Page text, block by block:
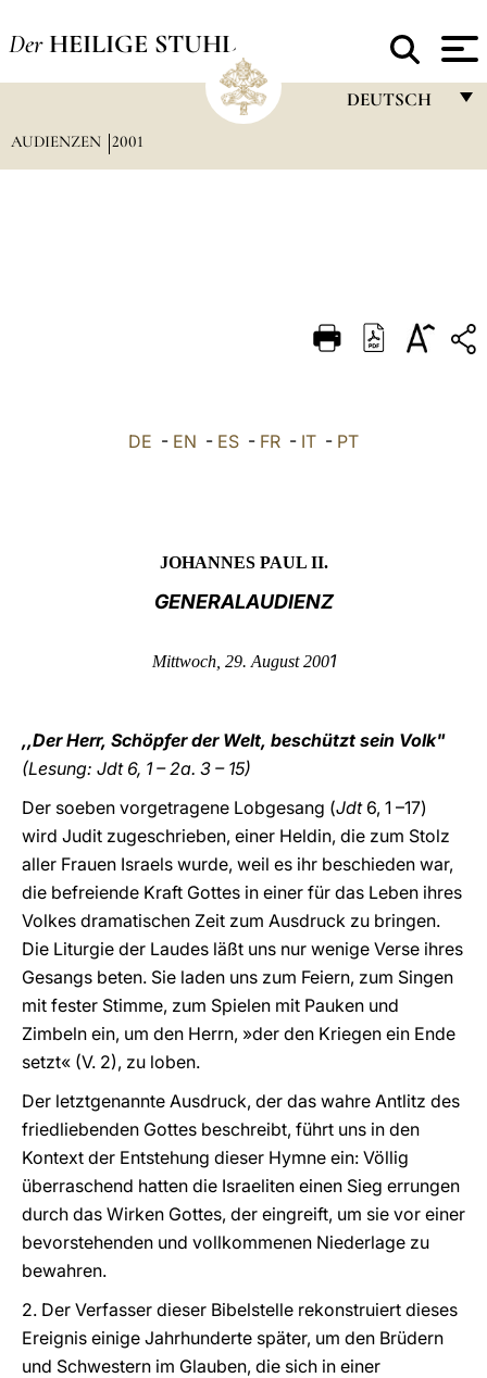
Der HEILIGE STUHL
DEUTSCH
DEUTSCH
العربيّة
AUDIENZEN 2001
DE - EN - ES - FR - IT - PT
JOHANNES PAUL II.
GENERALAUDIENZ
Mittwoch, 29. August 2001
,,Der Herr, Schöpfer der Welt, beschützt sein Volk"
(Lesung: Jdt 6, 1 – 2a. 3 – 15)
Der soeben vorgetragene Lobgesang (Jdt6, 1 –17)
wird Judit zugeschrieben, einer Heldin, die zum Stolz
aller Frauen Israels wurde, weil es ihr beschieden war,
die befreiende Kraft Gottes in einer für das Leben ihres
Volkes dramatischen Zeit zum Ausdruck zu bringen.
Die Liturgie der Laudes läßt uns nur wenige Verse ihres
Gesangs beten. Sie laden uns zum Feiern, zum Singen
mit fester Stimme, zum Spielen mit Pauken und
Zimbeln ein, um den Herrn, »der den Kriegen ein Ende
setzt« (V. 2), zu loben.
Der letztgenannte Ausdruck, der das wahre Antlitz des
friedliebenden Gottes beschreibt, führt uns in den
Kontext der Entstehung dieser Hymne ein: Völlig
überraschend hatten die Israeliten einen Sieg errungen
durch das Wirken Gottes, der eingreift, um sie vor einer
bevorstehenden und vollkommenen Niederlage zu
bewahren.
2. Der Verfasser dieser Bibelstelle rekonstruiert dieses
Ereignis einige Jahrhunderte später, um den Brüdern
und Schwestern im Glauben, die sich in einer